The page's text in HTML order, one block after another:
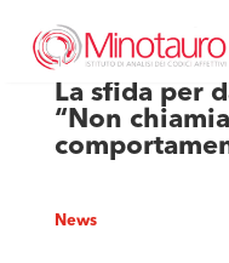
La sfida per
“Non
News